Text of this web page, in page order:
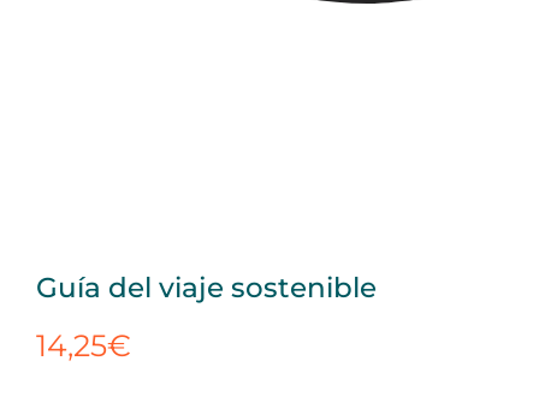
Guía del viaje sostenible
14,25€